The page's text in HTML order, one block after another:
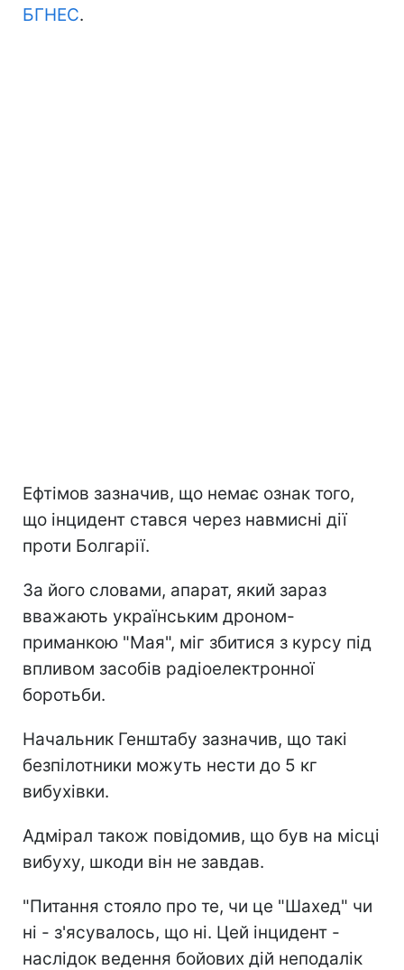
БГНЕС.
Ефтімов зазначив, що немає ознак того,
що інцидент стався через навмисні дії
проти Болгарії.
За його словами, апарат, який зараз
вважають українським дроном-
приманкою "Мая", міг збитися з курсу під
впливом засобів радіоелектронної
боротьби.
Начальник Генштабу зазначив, що такі
безпілотники можуть нести до 5 кг
вибухівки.
Адмірал також повідомив, що був на місці
вибуху, шкоди він не завдав.
"Питання стояло про те, чи це "Шахед" чи
ні - з'ясувалось, що ні. Цей інцидент -
наслідок ведення бойових дій неподалік